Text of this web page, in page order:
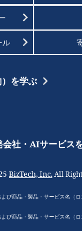
ル
を学ぶ
社・AIサービス
BizTech, Inc.All
び商品・製品・サービス名（
び商品・製品・サービス名（